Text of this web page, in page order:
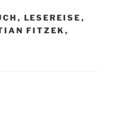
, LESEREISE ,
FITZEK ,